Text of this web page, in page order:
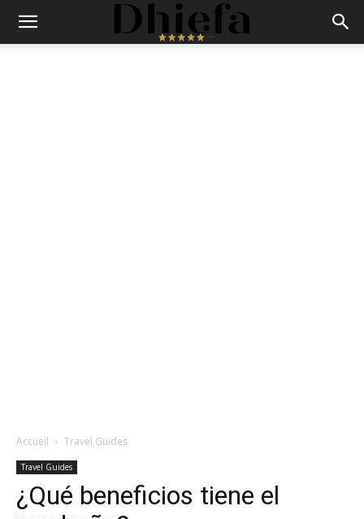
Accueil Travel Guides
Travel Guides
¿Qué beneficios tiene el